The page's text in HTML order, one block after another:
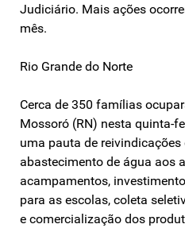
Judiciário. Mais ações
mês.
Rio Grande do Norte
Cerca de 350 famílias
Mossoró (RN) nesta quinta-
uma pauta de reivindicações
abastecimento de água aos
acampamentos,
para as escolas, coleta
e comercialização dos